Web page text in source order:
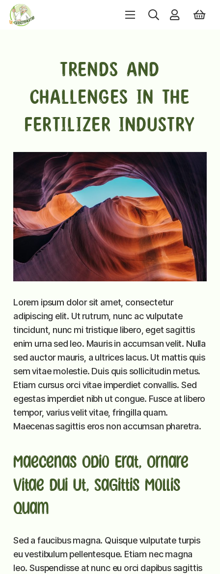
TRENDS AND
CHALLENGES IN THE
FERTILIZER INDUSTRY
Lorem ipsum dolor sit amet, consectetur
adipiscing elit. Ut rutrum, nunc ac vulputate
tincidunt, nunc mi tristique libero, eget sagittis
enim urna sed leo. Mauris in accumsan velit. Nulla
sed auctor mauris, a ultrices lacus. Ut mattis quis
sem vitae molestie. Duis quis sollicitudin metus.
Etiam cursus orci vitae imperdiet convallis. Sed
egestas imperdiet nibh ut congue. Fusce at libero
tempor, varius velit vitae, fringilla quam.
Maecenas sagittis eros non accumsan pharetra.
Maecenas Odio Erat, Ornare
Vitae Dui Ut, Sagittis Mollis
Quam
Sed a faucibus magna. Quisque vulputate turpis
eu vestibulum pellentesque. Etiam nec magna
leo. Suspendisse at nunc eu orci dapibus sagittis